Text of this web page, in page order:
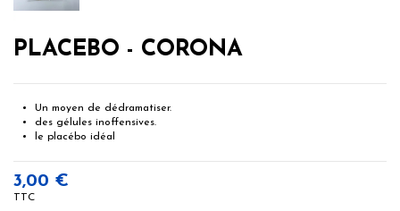
PLACEBO - CORONA
Un moyen de dédramatiser.
des gélules inoffensives.
le placébo idéal
3,00 €
TTC